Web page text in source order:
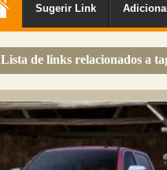
Sugerir Link
Lista de links relacionados a